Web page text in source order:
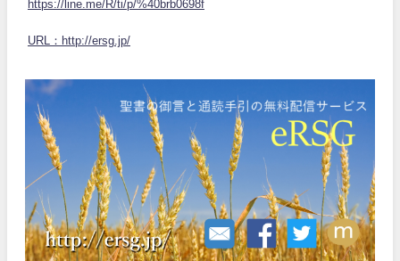
https://line.me/R/ti/p/%40brb0698f
URL：http://ersg.jp/